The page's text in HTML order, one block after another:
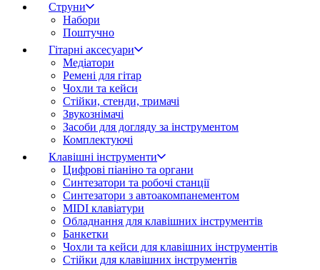
Струни
Набори
Поштучно
Гітарні аксесуари
Медіатори
Ремені для гітар
Чохли та кейси
Стійки, стенди, тримачі
Звукознімачі
Засоби для догляду за інструментом
Комплектуючі
Клавішні інструменти
Цифрові піаніно та органи
Синтезатори та робочі станції
Синтезатори з автоакомпанементом
MIDI клавіатури
Обладнання для клавішних інструментів
Банкетки
Чохли та кейси для клавішних інструментів
Стійки для клавішних інструментів